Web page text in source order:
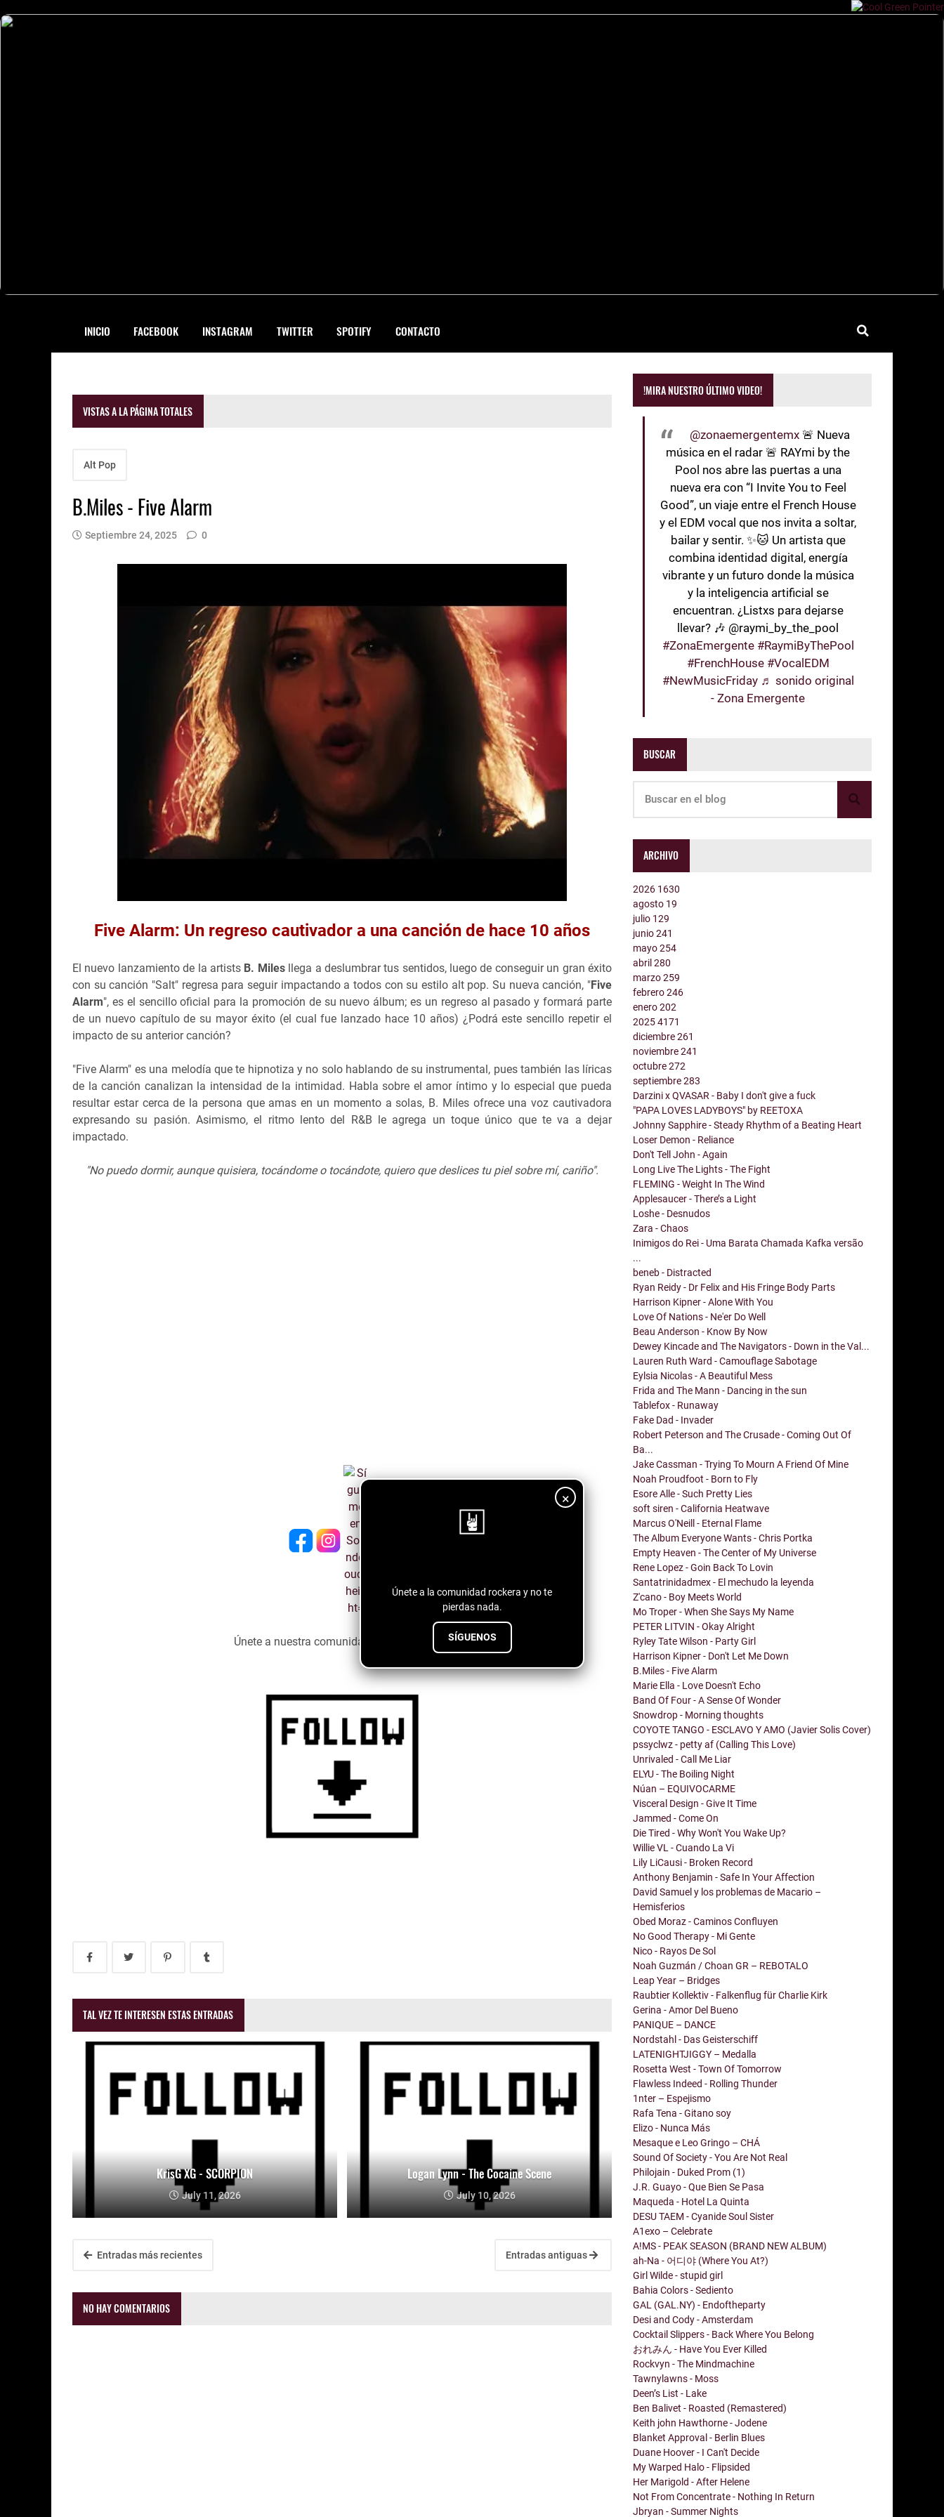
INICIO FACEBOOK INSTAGRAM TWITTER SPOTIFY CONTACTO
×
Únete a la comunidad rockera y no te
pierdas nada.
SÍGUENOS
VISTAS A LA PÁGINA TOTALES
Alt Pop
B.Miles - Five Alarm
Septiembre 24, 2025 0
Five Alarm: Un regreso cautivador a una canción de hace 10 años
El nuevo lanzamiento de la artists B. Milesllega a deslumbrar tus sentidos, luego de conseguir un gran éxito
con su canción "Salt" regresa para seguir impactando a todos con su estilo alt pop. Su nueva canción, "Five
Alarm", es el sencillo oficial para la promoción de su nuevo álbum; es un regreso al pasado y formará parte
de un nuevo capítulo de su mayor éxito (el cual fue lanzado hace 10 años) ¿Podrá este sencillo repetir el
impacto de su anterior canción?
"Five Alarm" es una melodía que te hipnotiza y no solo hablando de su instrumental, pues también las líricas
de la canción canalizan la intensidad de la intimidad. Habla sobre el amor íntimo y lo especial que pueda
resultar estar cerca de la persona que amas en un momento a solas, B. Miles ofrece una voz cautivadora
expresando su pasión. Asimismo, el ritmo lento del R&B le agrega un toque único que te va a dejar
impactado.
"No puedo dormir, aunque quisiera, tocándome o tocándote, quiero que deslices tu piel sobre mí, cariño".
Únete a nuestra comunidad emergente ↓↓↓↓
TAL VEZ TE INTERESEN ESTAS ENTRADAS
KrisG XG - SCORPION
July 11, 2026
Logan Lynn - The Cocaine Scene
July 10, 2026
Entradas más recientes Entradas antiguas
NO HAY COMENTARIOS
!MIRA NUESTRO ÚLTIMO VIDEO!
@zonaemergentemx 🚨 Nueva
música en el radar 🚨 RAYmi by the
Pool nos abre las puertas a una
nueva era con “I Invite You to Feel
Good”, un viaje entre el French House
y el EDM vocal que nos invita a soltar,
bailar y sentir. ✨🐱 Un artista que
combina identidad digital, energía
vibrante y un futuro donde la música
y la inteligencia artificial se
encuentran. ¿Listxs para dejarse
llevar? 🎶 @raymi_by_the_pool
#ZonaEmergente #RaymiByThePool
#FrenchHouse #VocalEDM
#NewMusicFriday ♬ sonido original
- Zona Emergente
BUSCAR
ARCHIVO
2026 1630
agosto 19
julio 129
junio241
mayo254
abril280
marzo259
febrero246
enero202
20254171
diciembre261
noviembre241
octubre272
septiembre283
Darzini x QVASAR - Baby I don't give a fuck
"PAPA LOVES LADYBOYS" by REETOXA
Johnny Sapphire - Steady Rhythm of a Beating Heart
Loser Demon - Reliance
Don't Tell John - Again
Long Live The Lights - The Fight
FLEMING - Weight In The Wind
Applesaucer - There’s a Light
Loshe - Desnudos
Zara - Chaos
Inimigos do Rei - Uma Barata Chamada Kafka versão
...
beneb - Distracted
Ryan Reidy - Dr Felix and His Fringe Body Parts
Harrison Kipner - Alone With You
Love Of Nations - Ne'er Do Well
Beau Anderson - Know By Now
Dewey Kincade and The Navigators - Down in the Val...
Lauren Ruth Ward - Camouflage Sabotage
Eylsia Nicolas - A Beautiful Mess
Frida and The Mann - Dancing in the sun
Tablefox - Runaway
Fake Dad - Invader
Robert Peterson and The Crusade - Coming Out Of
Ba...
Jake Cassman - Trying To Mourn A Friend Of Mine
Noah Proudfoot - Born to Fly
Esore Alle - Such Pretty Lies
soft siren - California Heatwave
Marcus O'Neill - Eternal Flame
The Album Everyone Wants - Chris Portka
Empty Heaven - The Center of My Universe
Rene Lopez - Goin Back To Lovin
Santatrinidadmex - El mechudo la leyenda
Z'cano - Boy Meets World
Mo Troper - When She Says My Name
PETER LITVIN - Okay Alright
Ryley Tate Wilson - Party Girl
Harrison Kipner - Don't Let Me Down
B.Miles - Five Alarm
Marie Ella - Love Doesn't Echo
Band Of Four - A Sense Of Wonder
Snowdrop - Morning thoughts
COYOTE TANGO - ESCLAVO Y AMO (Javier Solis Cover)
pssyclwz - petty af (Calling This Love)
Unrivaled - Call Me Liar
ELYU - The Boiling Night
Núan – EQUIVOCARME
Visceral Design - Give It Time
Jammed - Come On
Die Tired - Why Won't You Wake Up?
Willie VL - Cuando La Vi
Lily LiCausi - Broken Record
Anthony Benjamin - Safe In Your Affection
David Samuel y los problemas de Macario –
Hemisferios
Obed Moraz - Caminos Confluyen
No Good Therapy - Mi Gente
Nico - Rayos De Sol
Noah Guzmán / Choan GR – REBOTALO
Leap Year – Bridges
Raubtier Kollektiv - Falkenflug für Charlie Kirk
Gerina - Amor Del Bueno
PANIQUE – DANCE
Nordstahl - Das Geisterschiff
LATENIGHTJIGGY – Medalla
Rosetta West - Town Of Tomorrow
Flawless Indeed - Rolling Thunder
1nter – Espejismo
Rafa Tena - Gitano soy
Elizo - Nunca Más
Mesaque e Leo Gringo – CHÁ
Sound Of Society - You Are Not Real
Philojain - Duked Prom (1)
J.R. Guayo - Que Bien Se Pasa
Maqueda - Hotel La Quinta
DESU TAEM - Cyanide Soul Sister
A1exo – Celebrate
A!MS - PEAK SEASON (BRAND NEW ALBUM)
ah-Na - 어디야 (Where You At?)
Girl Wilde - stupid girl
Bahia Colors - Sediento
GAL (GAL.NY) - Endoftheparty
Desi and Cody - Amsterdam
Cocktail Slippers - Back Where You Belong
おれみん - Have You Ever Killed
Rockvyn - The Mindmachine
Tawnylawns - Moss
Deen’s List - Lake
Ben Balivet - Roasted (Remastered)
Keith john Hawthorne - Jodene
Blanket Approval - Berlin Blues
Duane Hoover - I Can't Decide
My Warped Halo - Flipsided
Her Marigold - After Helene
Not From Concentrate - Nothing In Return
Jbryan - Summer Nights